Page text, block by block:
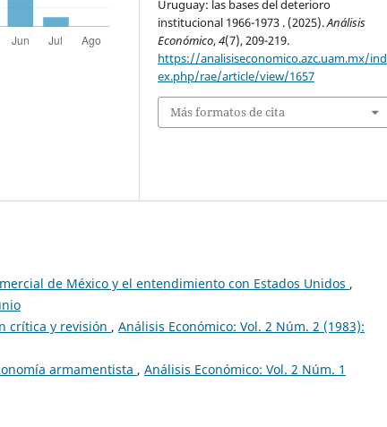
Uruguay: las bases del deterioro
institucional 1966-1973 . (2025).Análisis
Económico,4(7), 209-219.
https://analisiseconomico.azc.uam.mx/ind
ex.php/rae/article/view/1657
Más formatos de cita
de México y el entendimiento con Estados Unidos ,
crítica y revisión , Análisis Económico: Vol. 2 Núm. 2 (1983):
armamentista , Análisis Económico: Vol. 2 Núm. 1